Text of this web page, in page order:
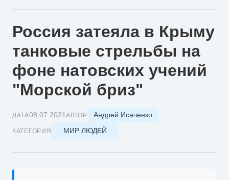
Россия затеяла в Крыму
танковые стрельбы на
фоне натовских учений
"Морской бриз"
ДАТА08.07.2021 АВТОР Андрей Исаченко
КАТЕГОРИЯ МИР ЛЮДЕЙ